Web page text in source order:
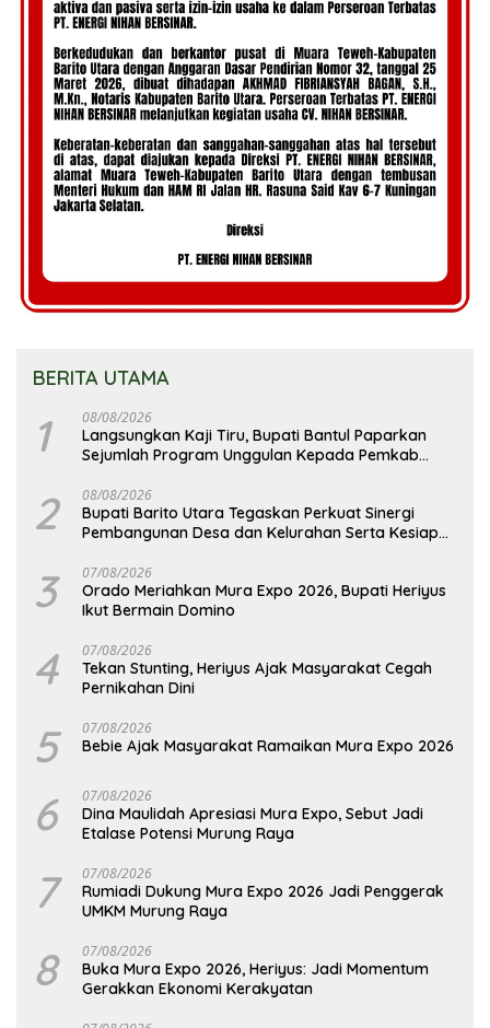
BERITA UTAMA
1 08/08/2026
Langsungkan Kaji Tiru, Bupati Bantul Paparkan
Sejumlah Program Unggulan Kepada Pemkab
2 08/08/2026
Bupati Barito Utara Tegaskan Perkuat Sinergi
Pembangunan Desa dan Kelurahan Serta Kesiapan
3 07/08/2026
Orado Meriahkan Mura Expo 2026, Bupati Heriyus
Ikut Bermain Domino
4 07/08/2026
Tekan Stunting, Heriyus Ajak Masyarakat Cegah
Pernikahan Dini
5 07/08/2026
Bebie Ajak Masyarakat Ramaikan Mura Expo 2026
6 07/08/2026
Dina Maulidah Apresiasi Mura Expo, Sebut Jadi
Etalase Potensi Murung Raya
7 07/08/2026
Rumiadi Dukung Mura Expo 2026 Jadi Penggerak
UMKM Murung Raya
8 07/08/2026
Buka Mura Expo 2026, Heriyus: Jadi Momentum
Gerakkan Ekonomi Kerakyatan